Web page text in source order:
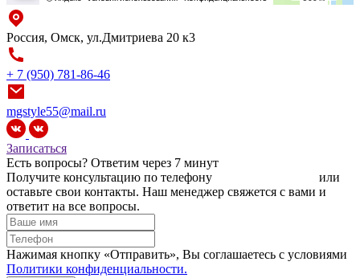
Россия, Омск, ул.Дмитриева 20 к3
+ 7 (950) 781-86-46
mgstyle55@mail.ru
Записаться
Есть вопросы? Ответим через 7 минут
Получите консультацию по телефону
или
оставьте свои контакты. Наш менеджер свяжется с вами и
ответит на все вопросы.
Нажимая кнопку «Отправить», Вы соглашаетесь c условиями
Политики конфиденциальности.